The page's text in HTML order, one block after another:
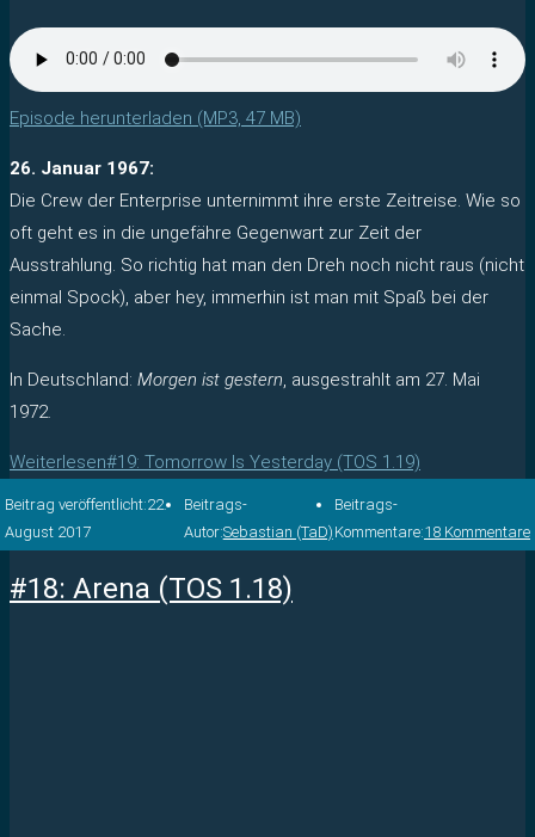
Episode herunterladen (MP3, 47 MB)
26. Januar 1967:
Die Crew der Enterprise unternimmt ihre erste Zeitreise. Wie so
oft geht es in die ungefähre Gegenwart zur Zeit der
Ausstrahlung. So richtig hat man den Dreh noch nicht raus (nicht
einmal Spock), aber hey, immerhin ist man mit Spaß bei der
Sache.
In Deutschland: Morgen ist gestern, ausgestrahlt am 27. Mai
1972.
Weiterlesen#19: Tomorrow Is Yesterday (TOS 1.19)
Beitrag veröffentlicht:22.
August 2017
Beitrags-
Autor:Sebastian (TaD)
Beitrags-
Kommentare:18 Kommentare
#18: Arena (TOS 1.18)